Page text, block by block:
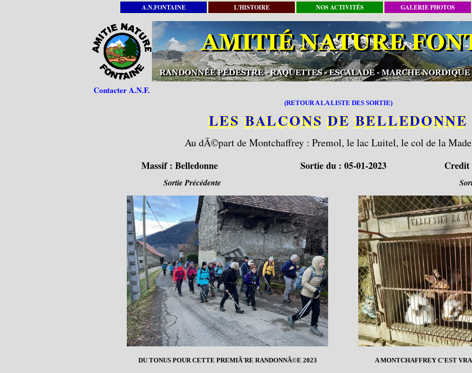
A.N.FONTAINE L'HISTOIRE NOS ACTIVITÉS GALERIE PHOTOS
Contacter A.N.F.
(RETOUR A LA LISTE DES SORTIE)
LES BALCONS DE BELLEDONNE
Au dÃ©part de Montchaffrey : Premol, le lac Luitel, le col de la
Massif : Belledonne Sortie du : 05-01-2023 Credit
Sortie Précédente
DU TONUS POUR CETTE PREMIÃ¨RE RANDONNÃ©E 2023 A MONTCHAFFREY C'EST